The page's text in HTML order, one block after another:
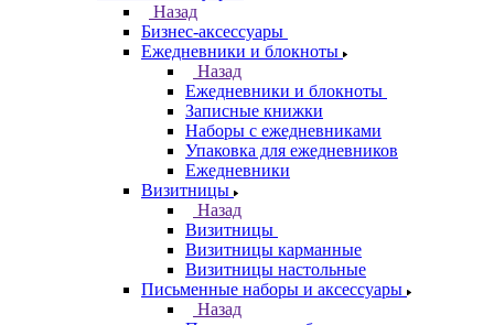
Назад
Бизнес-аксессуары
Ежедневники и блокноты
Назад
Ежедневники и блокноты
Записные книжки
Наборы с ежедневниками
Упаковка для ежедневников
Ежедневники
Визитницы
Назад
Визитницы
Визитницы карманные
Визитницы настольные
Письменные наборы и аксессуары
Назад